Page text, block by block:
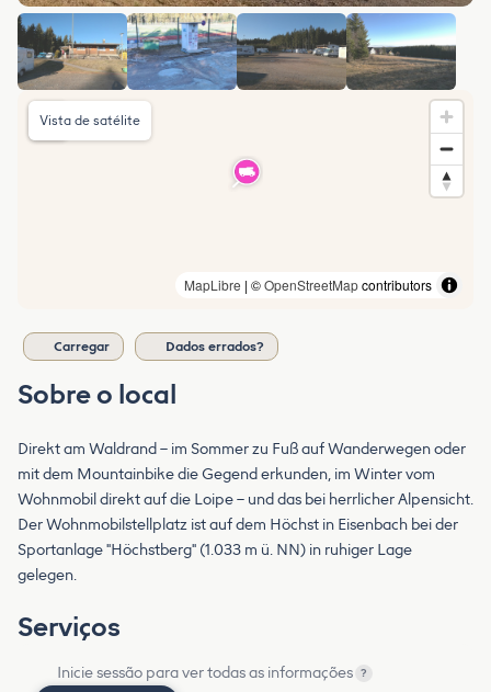
MapLibre | ©OpenStreetMapcontributors
Vista de satélite
Carregar Dados errados?
Sobre o local
Direkt am Waldrand – im Sommer zu Fuß auf Wanderwegen oder
mit dem Mountainbike die Gegend erkunden, im Winter vom
Wohnmobil direkt auf die Loipe – und das bei herrlicher Alpensicht.
Der Wohnmobilstellplatz ist auf dem Höchst in Eisenbach bei der
Sportanlage "Höchstberg" (1.033 m ü. NN) in ruhiger Lage
gelegen.
Serviços
Inicie sessão para ver todas as informações ?